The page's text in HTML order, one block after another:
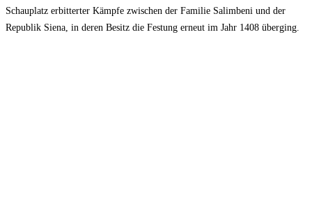
Schauplatz erbitterter Kämpfe zwischen der Familie Salimbeni und der
Republik Siena, in deren Besitz die Festung erneut im Jahr 1408 überging.